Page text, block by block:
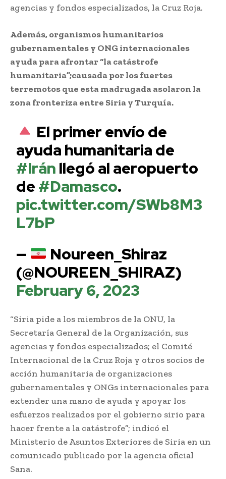
agencias y fondos especializados, la Cruz Roja.
Además, organismos humanitarios
gubernamentales y ONG internacionales
ayuda para afrontar “la catástrofe
humanitaria”;causada por los fuertes
terremotos que esta madrugada asolaron la
zona fronteriza entre Siria y Turquía.
El primer envío de
ayuda humanitaria de
#Irán llegó al aeropuerto
de #Damasco.
pic.twitter.com/SWb8M3
L7bP
—
Noureen_Shiraz
(@NOUREEN_SHIRAZ)
February 6, 2023
“Siria pide a los miembros de la ONU, la
Secretaría General de la Organización, sus
agencias y fondos especializados; el Comité
Internacional de la Cruz Roja y otros socios de
acción humanitaria de organizaciones
gubernamentales y ONGs internacionales para
extender una mano de ayuda y apoyar los
esfuerzos realizados por el gobierno sirio para
hacer frente a la catástrofe”; indicó el
Ministerio de Asuntos Exteriores de Siria en un
comunicado publicado por la agencia oficial
Sana.